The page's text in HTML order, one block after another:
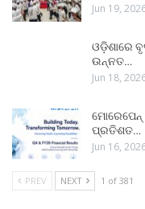
Jun 19,
ଓଡ଼ିଶାରେ
ଉନ୍ନତ…
Jun 18,
ମୋରେପେନ୍
ପ୍ରତିଶତ…
Jun 16,
PREV NEXT 1 of 381